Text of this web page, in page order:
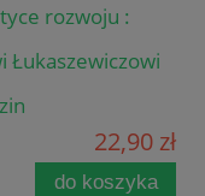
rozwoju :
Łukaszewiczowi
22,90 zł
do koszyka